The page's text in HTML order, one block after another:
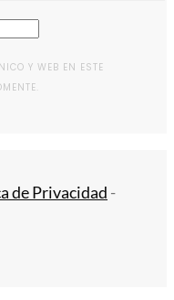
Y WEB EN ESTE
de Privacidad -